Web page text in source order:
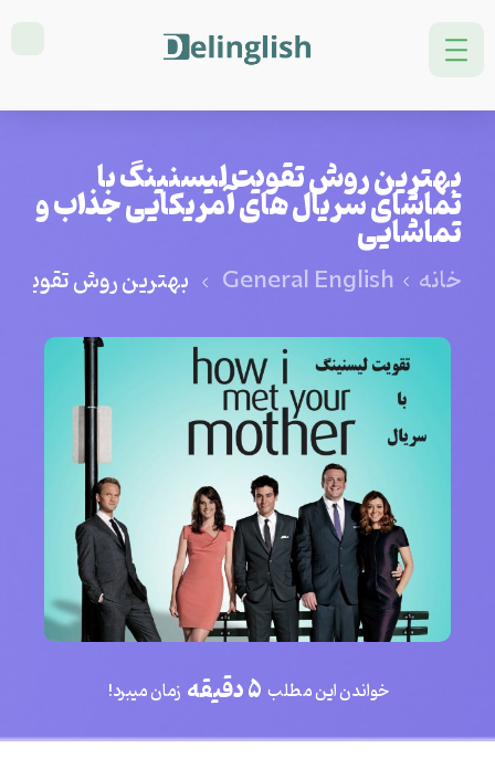
بهترین روش تقویت لیسنینگ با
تماشای سریال های آمریکایی جذاب و
تماشایی
خانه General English بهترین روش تقویت
خواندن این مطلب 5 دقیقه زمان میبرد!